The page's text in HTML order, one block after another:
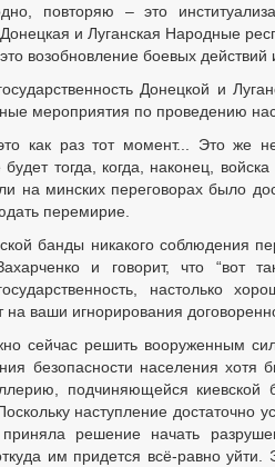
повторяю – это
и Луганская Народные
возобновление боевых действий
Донецкой и
мероприятия по проведению
как раз тот момент... Это же
тогда, когда, наконец,
на минских переговорах было
перемирие.
банды никакого соблюдения
и говорит, что
настолько
на ваши игнорирования
сейчас решить вооруженным
безопасности населения
подчиняющейся
наступление достаточно
приняла решение начать
им придется всё-равно